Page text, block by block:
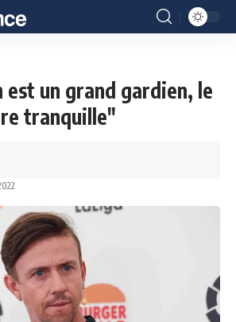
est un grand gardien, le
tranquille"